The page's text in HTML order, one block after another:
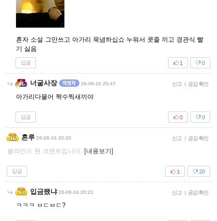
혼자 소설 그만쓰고 아가리 묵념하십쇼 누워서 콧줄 끼고 경관식 빨
기 싫음
답글 0
1
너굴사장 26-06-16 20:47 신고 공감 확인
아가리다물어 짝수찍새끼야
답글 0
0
혼루 26-06-16 20:20 신고 공감 확인
블라인드 된 코멘트입니다. [내용보기]
답글 20
1
입금됐냐 26-06-16 20:21 신고 공감 확인
ㅋㅋㅋ ㅂㄷㅂㄷ?